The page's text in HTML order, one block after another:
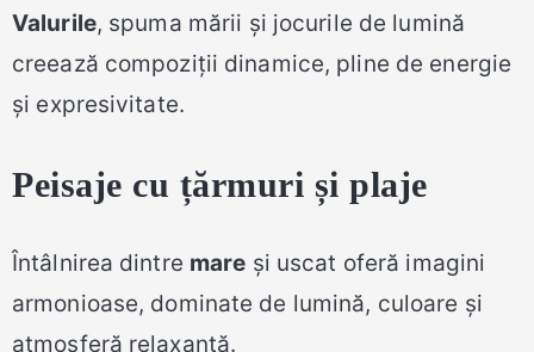
Valurile, spuma mării și jocurile de lumină
creează compoziții dinamice, pline de energie
și expresivitate.
Peisaje cu țărmuri și plaje
Întâlnirea dintre mare și uscat oferă imagini
armonioase, dominate de lumină, culoare și
atmosferă relaxantă.